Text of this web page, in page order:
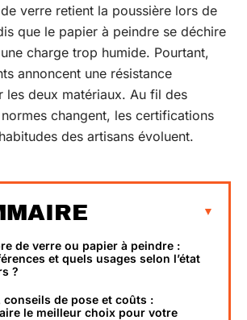
verre retient la poussière lors de
que le papier à peindre se déchire
charge trop humide. Pourtant,
annoncent une résistance
les deux matériaux. Au fil des
changent, les certifications
des artisans évoluent.
de verre ou papier à peindre :
et quels usages selon l’état
?
conseils de pose et coûts :
le meilleur choix pour votre